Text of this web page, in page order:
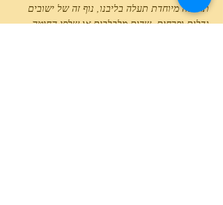
תחושה מיוחדת תעלה בליבנו, נוף זה של ישובים
גדלים ופרחים, שדות מלבלבים או שלפי החיטה